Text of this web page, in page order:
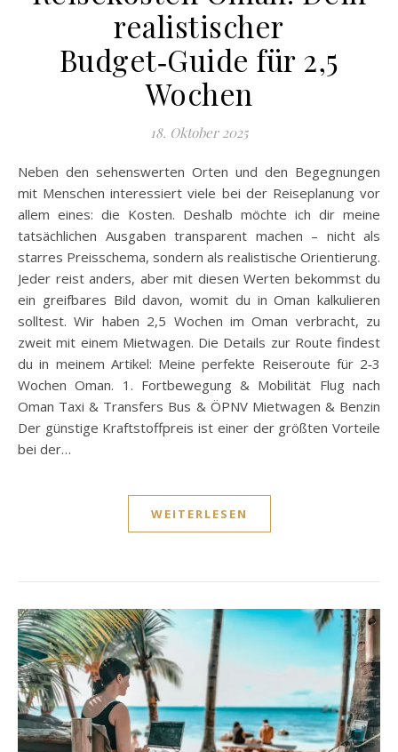
realistischer
Budget‑Guide für 2,5
Wochen
18. Oktober 2025
Neben den sehenswerten Orten und den Begegnungen
mit Menschen interessiert viele bei der Reiseplanung vor
allem eines: die Kosten. Deshalb möchte ich dir meine
tatsächlichen Ausgaben transparent machen – nicht als
starres Preisschema, sondern als realistische Orientierung.
Jeder reist anders, aber mit diesen Werten bekommst du
ein greifbares Bild davon, womit du in Oman kalkulieren
solltest. Wir haben 2,5 Wochen im Oman verbracht, zu
zweit mit einem Mietwagen. Die Details zur Route findest
du in meinem Artikel: Meine perfekte Reiseroute für 2‑3
Wochen Oman. 1. Fortbewegung & Mobilität Flug nach
Oman Taxi & Transfers Bus & ÖPNV Mietwagen & Benzin
Der günstige Kraftstoffpreis ist einer der größten Vorteile
bei der…
WEITERLESEN